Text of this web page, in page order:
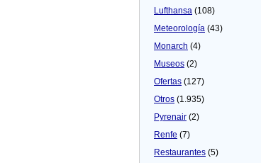
Lufthansa (108)
Meteorologí­a (43)
Monarch (4)
Museos (2)
Ofertas (127)
Otros (1.935)
Pyrenair (2)
Renfe (7)
Restaurantes (5)